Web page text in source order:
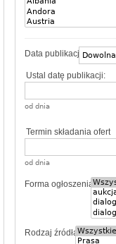
Data publikacji
Ustal datę publikacji:
od dnia
Termin składania ofert
od dnia
Forma ogłoszenia
Rodzaj źródła